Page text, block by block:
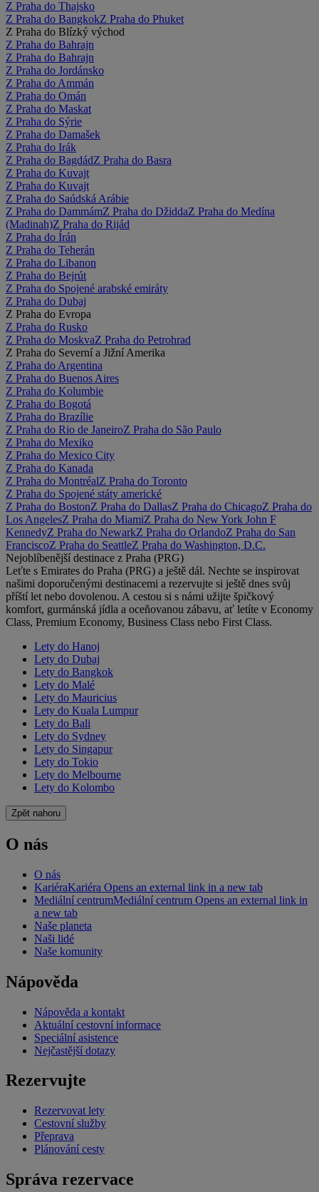
Z Praha do Thajsko
Z Praha do BangkokZ Praha do Phuket
Z Praha do Blízký východ
Z Praha do Bahrajn
Z Praha do Bahrajn
Z Praha do Jordánsko
Z Praha do Ammán
Z Praha do Omán
Z Praha do Maskat
Z Praha do Sýrie
Z Praha do Damašek
Z Praha do Irák
Z Praha do BagdádZ Praha do Basra
Z Praha do Kuvajt
Z Praha do Kuvajt
Z Praha do Saúdská Arábie
Z Praha do DammámZ Praha do DžiddaZ Praha do Medína
(Madinah)Z Praha do Rijád
Z Praha do Írán
Z Praha do Teherán
Z Praha do Libanon
Z Praha do Bejrút
Z Praha do Spojené arabské emiráty
Z Praha do Dubaj
Z Praha do Evropa
Z Praha do Rusko
Z Praha do MoskvaZ Praha do Petrohrad
Z Praha do Severní a Jižní Amerika
Z Praha do Argentina
Z Praha do Buenos Aires
Z Praha do Kolumbie
Z Praha do Bogotá
Z Praha do Brazílie
Z Praha do Rio de JaneiroZ Praha do São Paulo
Z Praha do Mexiko
Z Praha do Mexico City
Z Praha do Kanada
Z Praha do MontréalZ Praha do Toronto
Z Praha do Spojené státy americké
Z Praha do BostonZ Praha do DallasZ Praha do ChicagoZ Praha do
Los AngelesZ Praha do MiamiZ Praha do New York John F
KennedyZ Praha do NewarkZ Praha do OrlandoZ Praha do San
FranciscoZ Praha do SeattleZ Praha do Washington, D.C.
Nejoblíbenější destinace z Praha (PRG)
Leťte s Emirates do Praha (PRG) a ještě dál. Nechte se inspirovat
našimi doporučenými destinacemi a rezervujte si ještě dnes svůj
příští let nebo dovolenou. A cestou si s námi užijte špičkový
komfort, gurmánská jídla a oceňovanou zábavu, ať letíte v Economy
Class, Premium Economy, Business Class nebo First Class.
Lety do Hanoj
Lety do Dubaj
Lety do Bangkok
Lety do Malé
Lety do Mauricius
Lety do Kuala Lumpur
Lety do Bali
Lety do Sydney
Lety do Singapur
Lety do Tokio
Lety do Melbourne
Lety do Kolombo
Zpět nahoru
O nás
O nás
KariéraKariéra Opens an external link in a new tab
Mediální centrumMediální centrum Opens an external link in
a new tab
Naše planeta
Naši lidé
Naše komunity
Nápověda
Nápověda a kontakt
Aktuální cestovní informace
Speciální asistence
Nejčastější dotazy
Rezervujte
Rezervovat lety
Cestovní služby
Přeprava
Plánování cesty
Správa rezervace